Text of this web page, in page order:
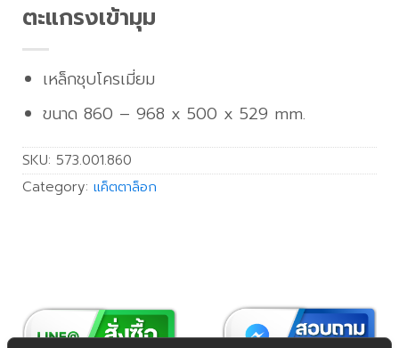
ตะแกรงเข้ามุม
เหล็กชุบโครเมี่ยม
ขนาด 860 – 968 x 500 x 529 mm.
SKU: 573.001.860
Category: แค็ตตาล็อก